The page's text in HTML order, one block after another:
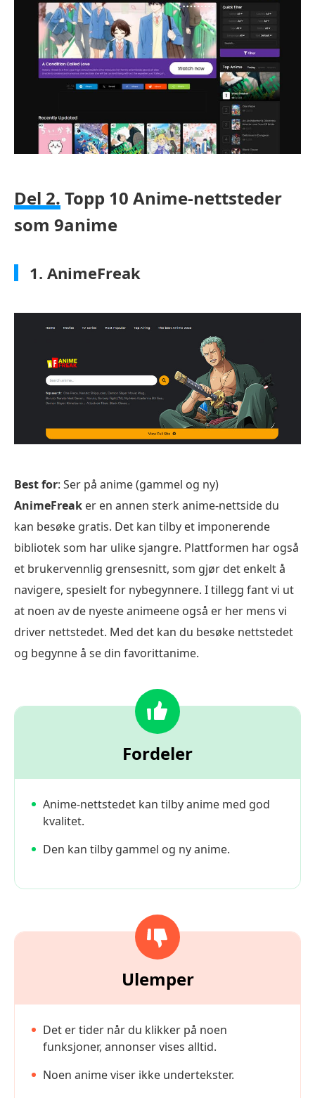
Del 2. Topp 10 Anime-nettsteder
som 9anime
1. AnimeFreak
Best for: Ser på anime (gammel og ny)
AnimeFreak er en annen sterk anime-nettside du
kan besøke gratis. Det kan tilby et imponerende
bibliotek som har ulike sjangre. Plattformen har også
et brukervennlig grensesnitt, som gjør det enkelt å
navigere, spesielt for nybegynnere. I tillegg fant vi ut
at noen av de nyeste animeene også er her mens vi
driver nettstedet. Med det kan du besøke nettstedet
og begynne å se din favorittanime.
Fordeler
Anime-nettstedet kan tilby anime med god
kvalitet.
Den kan tilby gammel og ny anime.
Ulemper
Det er tider når du klikker på noen
funksjoner, annonser vises alltid.
Noen anime viser ikke undertekster.